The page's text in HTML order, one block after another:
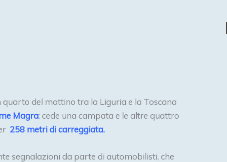
quarto del mattino tra la Liguria e la Toscana
Magra: cede una campata e le altre quattro
258 metri di carreggiata.
segnalazioni da parte di automobilisti, che